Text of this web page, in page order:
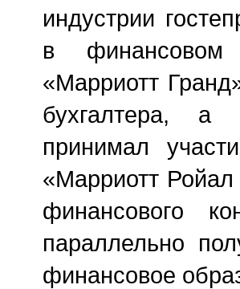
индустрии
в финансовом
«Марриотт
бухгалтера,
принимал
«Марриотт
финансового
параллельно
финансовое